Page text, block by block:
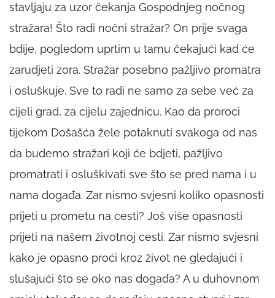
stavljaju za uzor čekanja Gospodnjeg nočnog
stražara! Što radi nočni stražar? On prije svaga
bdije, pogledom uprtim u tamu čekajući kad će
zarudjeti zora. Stražar posebno pažljivo promatra
i osluškuje. Sve to radi ne samo za sebe već za
cijeli grad, za cijelu zajednicu. Kao da proroci
tijekom Došašća žele potaknuti svakoga od nas
da budemo stražari koji će bdjeti, pažljivo
promatrati i osluškivati sve što se pred nama i u
nama događa. Zar nismo svjesni koliko opasnosti
prijeti u prometu na cesti? Još više opasnosti
prijeti na našem životnoj cesti. Zar nismo svjesni
kako je opasno proći kroz život ne gledajući i
slušajući što se oko nas događa? A u duhovnom